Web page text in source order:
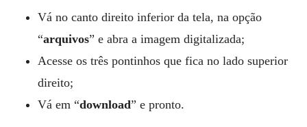
Vá no canto direito inferior da tela, na opção
“arquivos” e abra a imagem digitalizada;
Acesse os três pontinhos que fica no lado superior
direito;
Vá em “download” e pronto.